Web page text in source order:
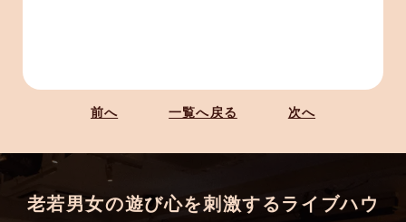
前へ 一覧へ戻る 次へ
老若男女の遊び心を刺激するライブハウ